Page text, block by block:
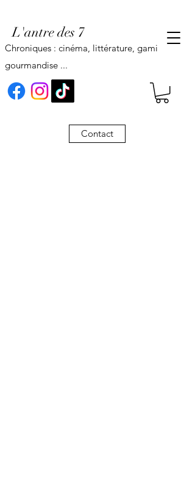
L'antre des 7
Contact
Chroniques : cinéma, littérature, gaming,
gourmandise ...